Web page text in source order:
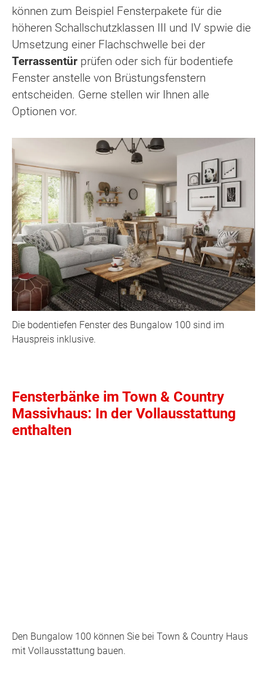
Die bodentiefen Fenster des Bungalow 100 sind im
Hauspreis inklusive.
können zum Beispiel Fensterpakete für die
höheren Schallschutzklassen III und IV spwie die
Umsetzung einer Flachschwelle bei der
Terrassentür prüfen oder sich für bodentiefe
Fenster anstelle von Brüstungsfenstern
entscheiden. Gerne stellen wir Ihnen alle
Optionen vor.
Fensterbänke im Town & Country
Massivhaus: In der Vollausstattung
enthalten
Den Bungalow 100 können Sie bei Town & Country Haus
mit Vollausstattung bauen.